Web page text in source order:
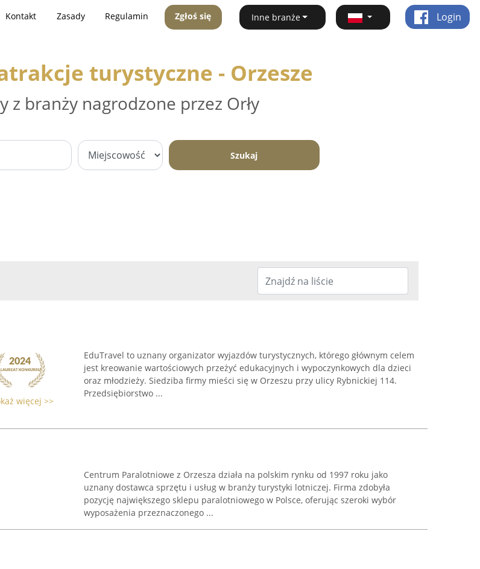
Kontakt Zasady Regulamin Zgłoś się Inne branże Login
turystyczne - Orzesze
z branży nagrodzone przez Orły
Szukaj
więcej >>
EduTravel to uznany organizator wyjazdów turystycznych, którego głównym celem
jest kreowanie wartościowych przeżyć edukacyjnych i wypoczynkowych dla dzieci
oraz młodzieży. Siedziba firmy mieści się w Orzeszu przy ulicy Rybnickiej 114.
Przedsiębiorstwo ...
Centrum Paralotniowe z Orzesza działa na polskim rynku od 1997 roku jako
uznany dostawca sprzętu i usług w branży turystyki lotniczej. Firma zdobyła
pozycję największego sklepu paralotniowego w Polsce, oferując szeroki wybór
wyposażenia przeznaczonego ...